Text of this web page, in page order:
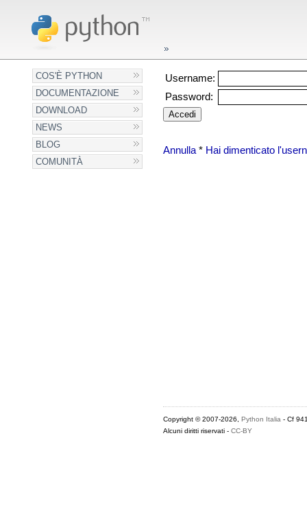
COS'È PYTHON
DOCUMENTAZIONE
DOWNLOAD
NEWS
BLOG
COMUNITÀ
Username:
Password:
Annulla* Hai dimenticato
Copyright © 2007-2026, Python Italia - Cf
Alcuni diritti riservati - CC-BY